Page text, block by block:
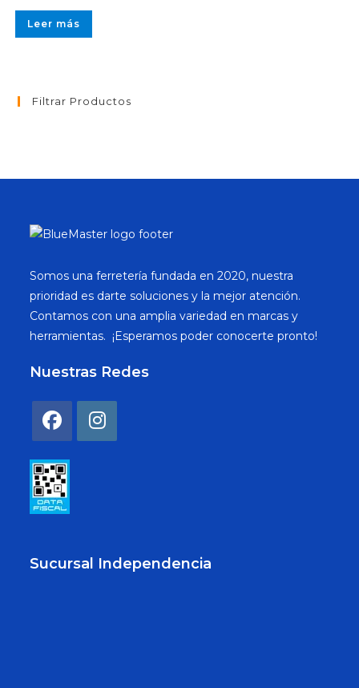
Leer más
Filtrar Productos
Somos una ferretería fundada en 2020, nuestra
prioridad es darte soluciones y la mejor atención.
Contamos con una amplia variedad en marcas y
herramientas. ¡Esperamos poder conocerte pronto!
Nuestras Redes
Sucursal Independencia